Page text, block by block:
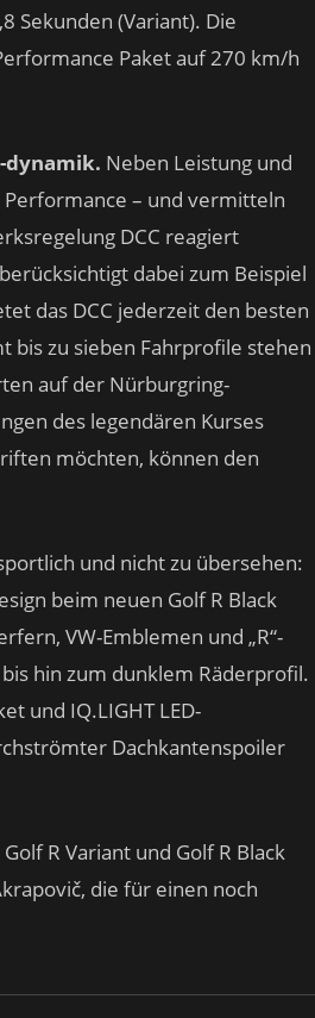
Sekunden (Variant). Die
Paket auf 270 km/h
dynamik. Neben Leistung und
– und vermitteln
DCC reagiert
dabei zum Beispiel
das DCC jederzeit den besten
bis zu sieben Fahrprofile stehen
auf der Nürburgring-
des legendären Kurses
möchten, können den
und nicht zu übersehen:
beim neuen Golf R Black
VW-Emblemen und „R“-
hin zum dunklem Räderprofil.
und IQ.LIGHT LED-
Dachkantenspoiler
R Variant und Golf R Black
die für einen noch